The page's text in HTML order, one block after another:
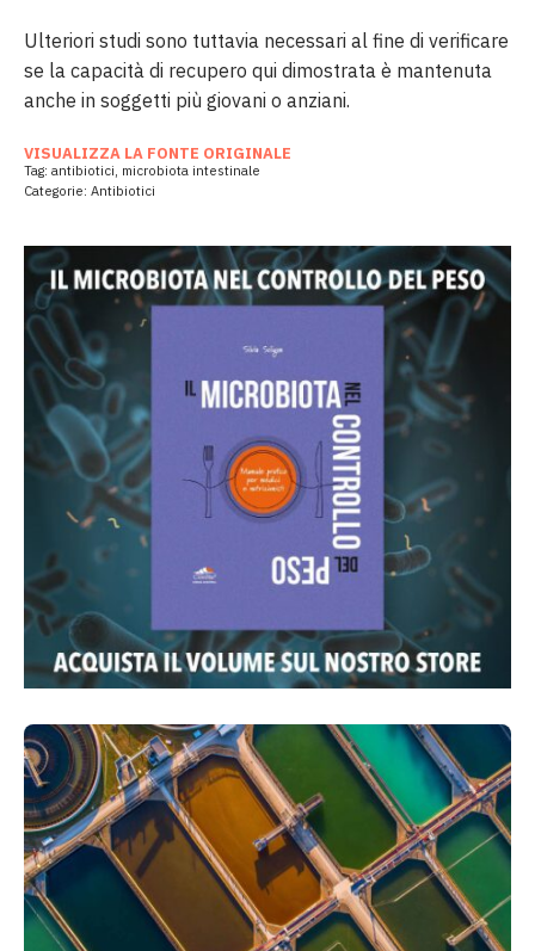
Ulteriori studi sono tuttavia necessari al fine di verificare
se la capacità di recupero qui dimostrata è mantenuta
anche in soggetti più giovani o anziani.
VISUALIZZA LA FONTE ORIGINALE
Tag: antibiotici, microbiota intestinale
Categorie: Antibiotici